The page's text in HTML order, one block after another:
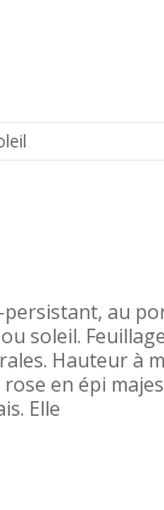
persistant, au
soleil.
Hauteur à
en épi
Elle